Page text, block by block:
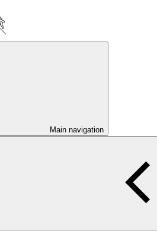
Main navigation